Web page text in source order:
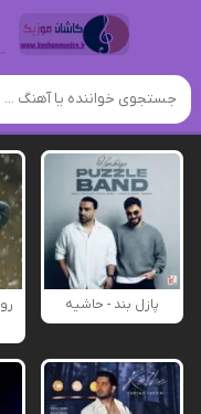
پازل بند - حاشیه